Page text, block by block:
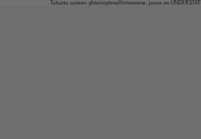
Tutustu uuteen yhteistyömallistoomme, jossa on